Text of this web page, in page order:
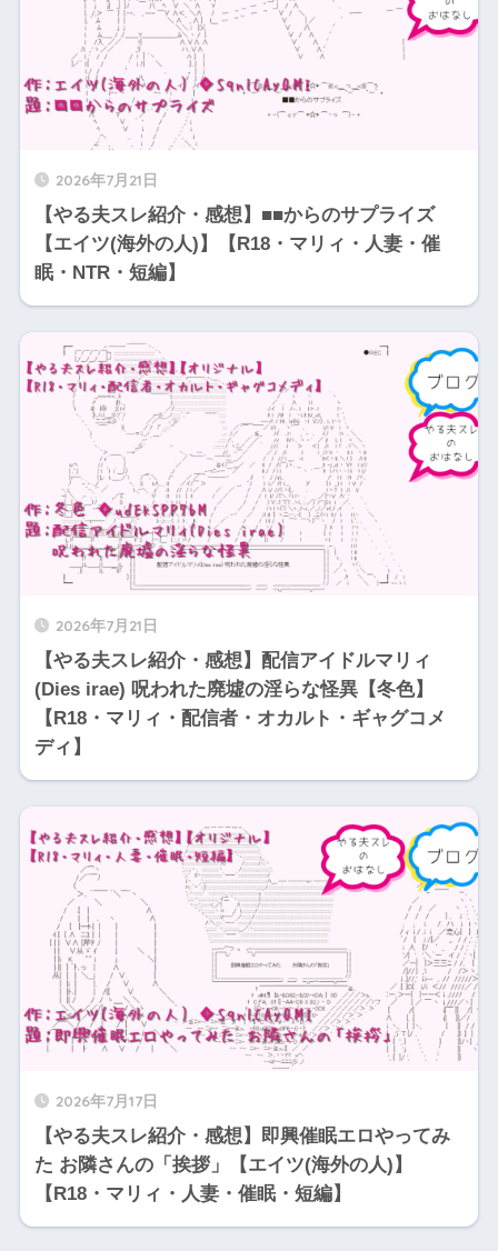
2026年7月21日
【やる夫スレ紹介・感想】■■からのサプライズ
【エイツ(海外の人)】【R18・マリィ・人妻・催
眠・NTR・短編】
2026年7月21日
【やる夫スレ紹介・感想】配信アイドルマリィ
(Dies irae) 呪われた廃墟の淫らな怪異【冬色】
【R18・マリィ・配信者・オカルト・ギャグコメ
ディ】
2026年7月17日
【やる夫スレ紹介・感想】即興催眠エロやってみ
た お隣さんの「挨拶」【エイツ(海外の人)】
【R18・マリィ・人妻・催眠・短編】